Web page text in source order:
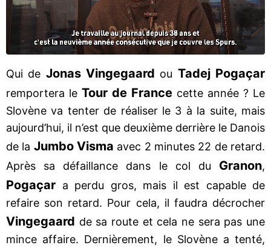
Qui de Jonas Vingegaard ou Tadej Pogaçar
remportera le Tour de France cette année ? Le
Slovène va tenter de réaliser le 3 à la suite, mais
aujourd’hui, il n’est que deuxième derrière le Danois
de la Jumbo Visma avec 2 minutes 22 de retard.
Après sa défaillance dans le col du Granon,
Pogaçar a perdu gros, mais il est capable de
refaire son retard. Pour cela, il faudra décrocher
Vingegaard de sa route et cela ne sera pas une
mince affaire. Dernièrement, le Slovène a tenté,